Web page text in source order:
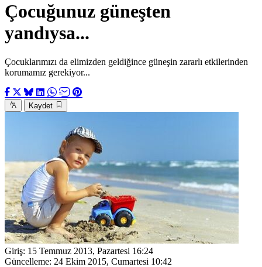
Çocuğunuz güneşten
yandıysa...
Çocuklarımızı da elimizden geldiğince güneşin zararlı etkilerinden
korumamız gerekiyor...
Kaydet
Giriş: 15 Temmuz 2013, Pazartesi 16:24
Güncelleme: 24 Ekim 2015, Cumartesi 10:42